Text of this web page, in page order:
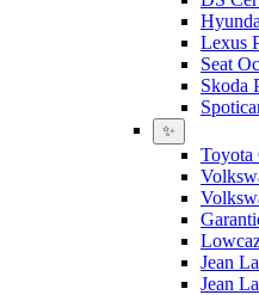
Lexus
Seat
Skoda
✨
Toyota
Jean
Jean